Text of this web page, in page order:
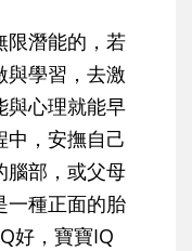
潛能的，若
與學習，去激
與心理就能早
中，安撫自己
腦部，或父母
一種正面的胎
好，寶寶IQ